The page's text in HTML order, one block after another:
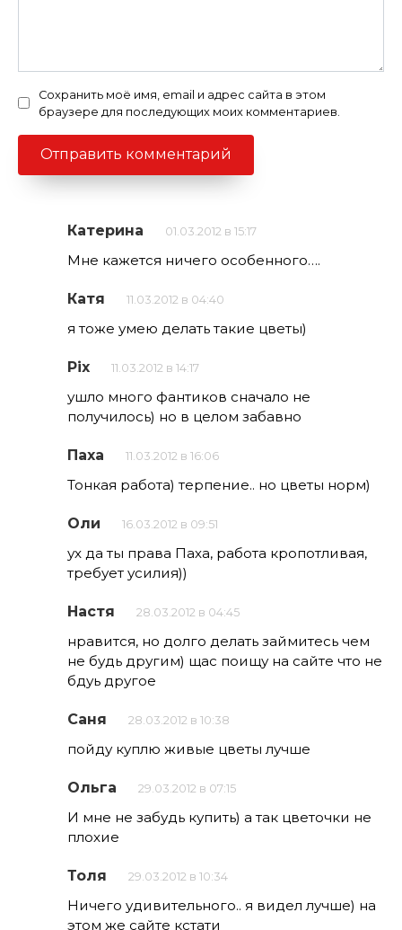
Сохранить моё имя, email и адрес сайта в этом
браузере для последующих моих комментариев.
Катерина 01.03.2012 в 15:17
Мне кажется ничего особенного….
Катя 11.03.2012 в 04:40
я тоже умею делать такие цветы)
Pix 11.03.2012 в 14:17
ушло много фантиков сначало не
получилось) но в целом забавно
Паха 11.03.2012 в 16:06
Тонкая работа) терпение.. но цветы норм)
Оли 16.03.2012 в 09:51
ух да ты права Паха, работа кропотливая,
требует усилия))
Настя 28.03.2012 в 04:45
нравится, но долго делать займитесь чем
не будь другим) щас поищу на сайте что не
бдуь другое
Саня 28.03.2012 в 10:38
пойду куплю живые цветы лучше
Ольга 29.03.2012 в 07:15
И мне не забудь купить) а так цветочки не
плохие
Толя 29.03.2012 в 10:34
Ничего удивительного.. я видел лучше) на
этом же сайте кстати